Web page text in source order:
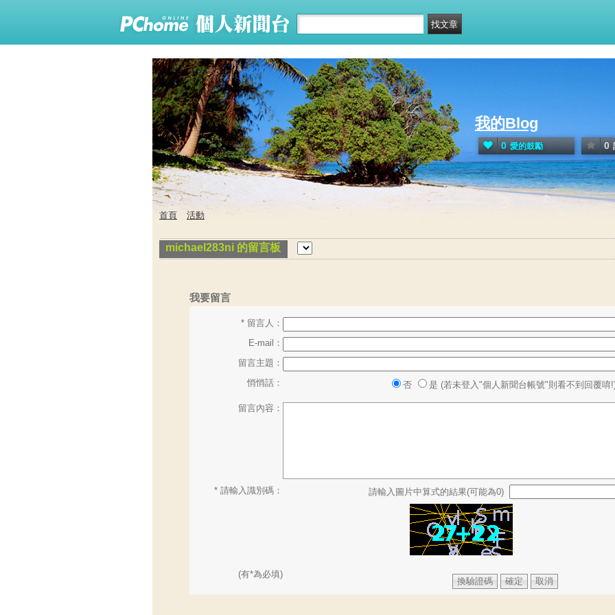
我的Blog
0 愛的鼓勵 0
首頁 活動
michael283ni 的留言板
我要留言
* 留言人：
E-mail：
留言主題：
悄悄話：
否 是 (若未登入"個人新聞台帳號"則看不到回覆唷
留言內容：
* 請輸入識別碼： 請輸入圖片中算式的結果(可能為0)
(有*為必填)